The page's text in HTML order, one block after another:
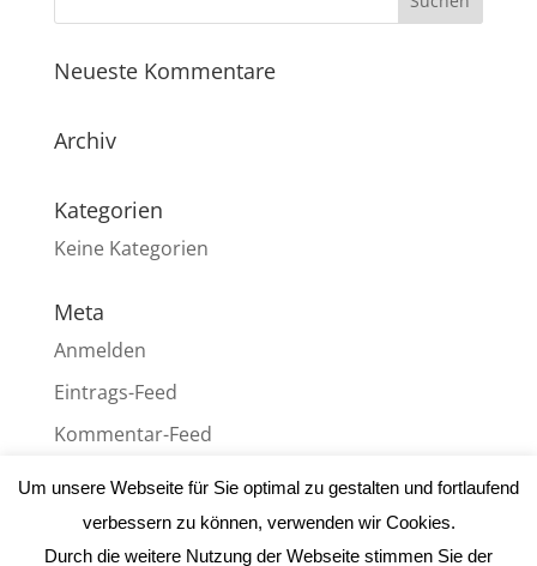
Neueste Kommentare
Archiv
Kategorien
Keine Kategorien
Meta
Anmelden
Eintrags-Feed
Kommentar-Feed
WordPress.org
Um unsere Webseite für Sie optimal zu gestalten und fortlaufend
verbessern zu können, verwenden wir Cookies.
Durch die weitere Nutzung der Webseite stimmen Sie der